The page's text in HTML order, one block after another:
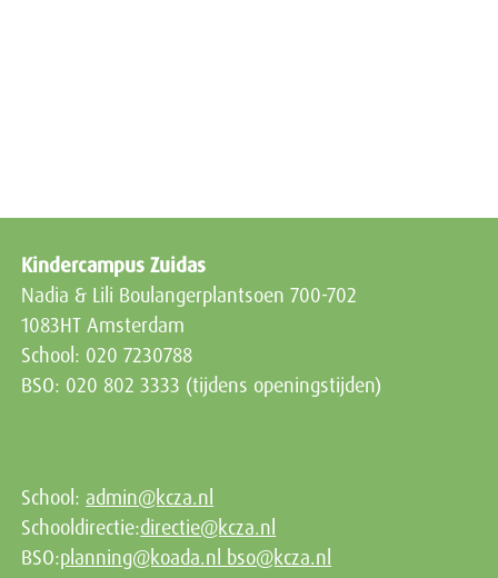
Kindercampus Zuidas
Nadia & Lili Boulangerplantsoen 700-702
1083HT Amsterdam
School: 020 7230788
BSO: 020 802 3333 (tijdens openingstijden)
School: admin@kcza.nl
Schooldirectie:directie@kcza.nl
BSO:planning@koada.nl bso@kcza.nl